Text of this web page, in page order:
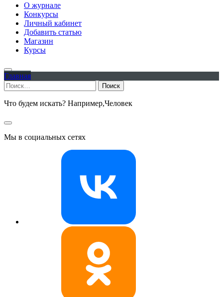
О журнале
Конкурсы
Личный кабинет
Добавить статью
Магазин
Курсы
Главная
Найти:
Что будем искать? Например,Человек
Мы в социальных сетях